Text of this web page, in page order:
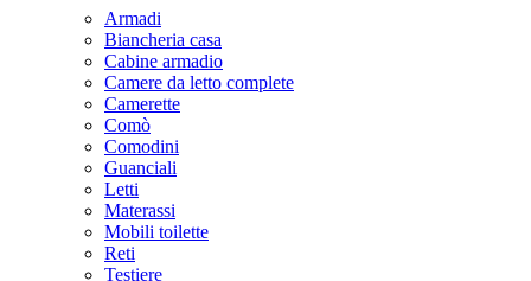
Armadi
Biancheria casa
Cabine armadio
Camere da letto complete
Camerette
Comò
Comodini
Guanciali
Letti
Materassi
Mobili toilette
Reti
Testiere